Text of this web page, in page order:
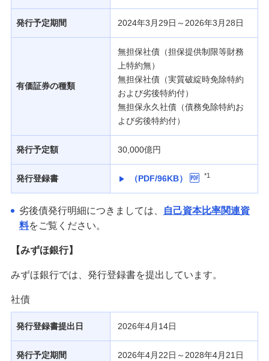
発行予定期間 2024年3月29日～2026年3月28日
有価証券の種類
無担保社債（担保提供制限等財務
上特約無）
無担保社債（実質破綻時免除特約
および劣後特約付）
無担保永久社債（債務免除特約お
よび劣後特約付）
発行予定額 30,000億円
発行登録書 （PDF/96KB） *1
劣後債発行明細につきましては、
自己資本比率関連資
料をご覧ください。
【みずほ銀行】
みずほ銀行では、発行登録書を提出しています。
社債
発行登録書提出日 2026年4月14日
発行予定期間 2026年4月22日～2028年4月21日